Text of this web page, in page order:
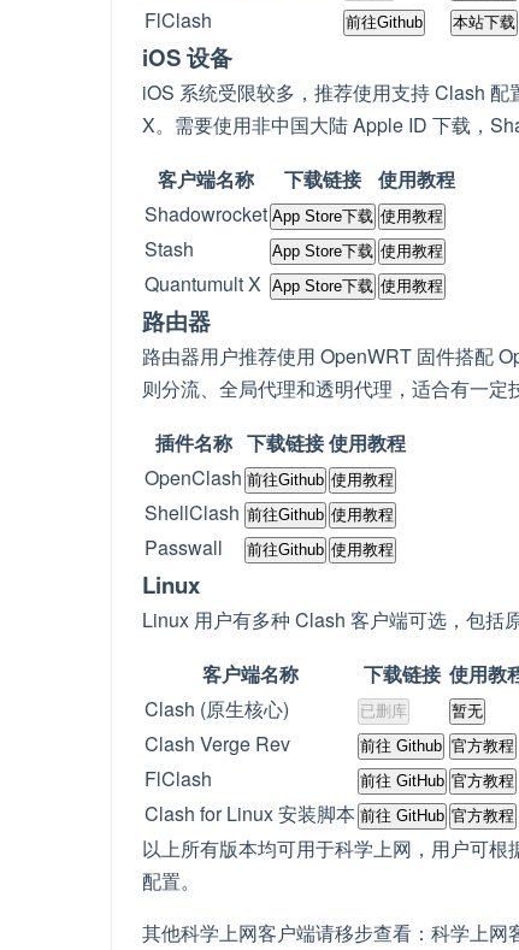
FlClash 前往Github 本站下载
iOS 设备
iOS 系统受限较多，推荐使用支持 Clash
X。需要使用非中国大陆 Apple ID 下载，
客户端名称
下载链接
使用教程
Shadowrocket App Store下载 使用教程
Stash App Store下载 使用教程
Quantumult X App Store下载 使用教程
路由器
路由器用户推荐使用 OpenWRT 固件搭配
则分流、全局代理和透明代理，适合有一定
插件名称 下载链接使用教程
OpenClash 前往Github 使用教程
ShellClash 前往Github 使用教程
Passwall 前往Github 使用教程
Linux
Linux 用户有多种 Clash 客户端可选，包括
客户端名称
下载链接 使用教
Clash (原生核心)
已删库 暂无
Clash Verge Rev 前往 Github 官方教程
FlClash 前往 GitHub 官方教程
Clash for Linux 安装脚本 前往 GitHub 官方教程
以上所有版本均可用于科学上网，用户可
配置。
其他科学上网客户端请移步查看：科学上网